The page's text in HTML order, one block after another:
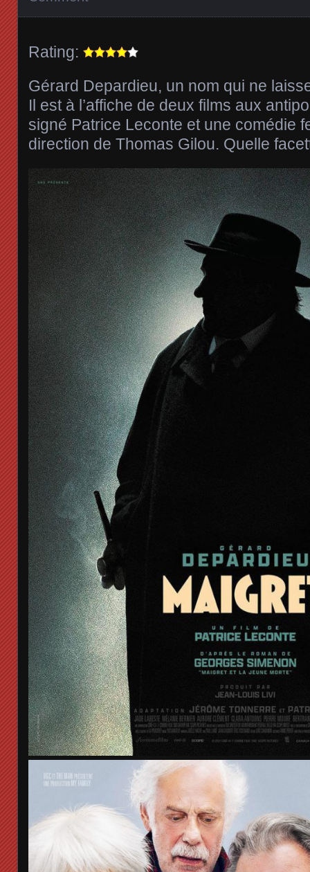
Rating:
Gérard Depardieu, un nom qui ne
Il est à l’affiche de deux films aux
signé Patrice Leconte et une comédie
direction de Thomas Gilou. Quelle